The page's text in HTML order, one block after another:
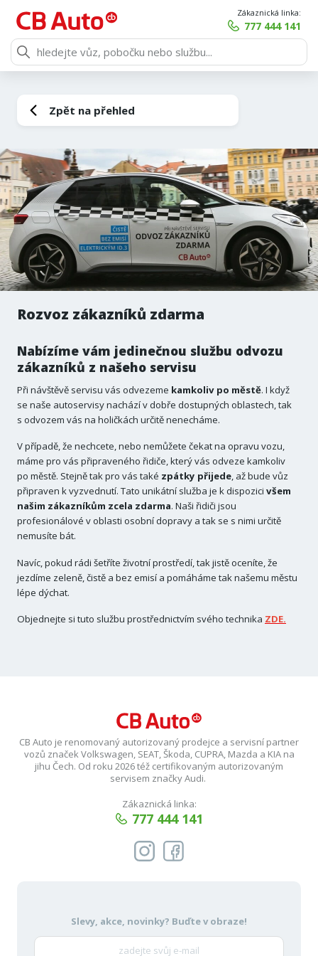
Zákaznická linka:
777 444 141
Zpět na přehled
Rozvoz zákazníků zdarma
Nabízíme vám jedinečnou službu odvozu
zákazníků z našeho servisu
Při návštěvě servisu vás odvezeme kamkoliv po městě. I když
se naše autoservisy nachází v dobře dostupných oblastech, tak
s odvozem vás na holičkách určitě nenecháme.
V případě, že nechcete, nebo nemůžete čekat na opravu vozu,
máme pro vás připraveného řidiče, který vás odveze kamkoliv
po městě. Stejně tak pro vás také zpátky přijede, až bude vůz
připraven k vyzvednutí. Tato unikátní služba je k dispozici všem
našim zákazníkům zcela zdarma. Naši řidiči jsou
profesionálové v oblasti osobní dopravy a tak se s nimi určitě
nemusíte bát.
Navíc, pokud rádi šetříte životní prostředí, tak jistě oceníte, že
jezdíme zeleně, čistě a bez emisí a pomáháme tak našemu městu
lépe dýchat.
Objednejte si tuto službu prostřednictvím svého technika ZDE.
CB Auto je renomovaný autorizovaný prodejce a servisní partner
vozů značek Volkswagen, SEAT, Škoda, CUPRA, Mazda a KIA na
jihu Čech. Od roku 2026 též certifikovaným autorizovaným
servisem značky Audi.
Zákaznická linka:
777 444 141
Slevy, akce, novinky? Buďte v obraze!